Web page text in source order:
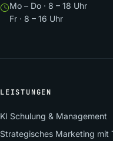
Mo – Do · 8 – 18 Uhr
Fr · 8 – 16 Uhr
LEISTUNGEN
KI Schulung & Management
Strategisches Marketing mit